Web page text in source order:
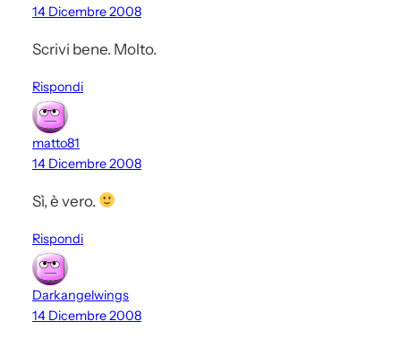
14 Dicembre 2008
Scrivi bene. Molto.
Rispondi
matto81
14 Dicembre 2008
Sì, è vero.
Rispondi
Darkangelwings
14 Dicembre 2008